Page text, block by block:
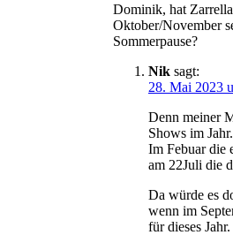
Dominik, hat
Oktober/November
Sommerpause?
Nik sagt:
28. Mai 2023
Denn meiner
Shows im Jahr.
Im Febuar die
am 22Juli die
Da würde es
wenn im
für dieses Jahr.